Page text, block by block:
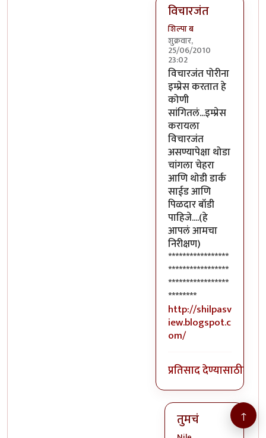
विचारजंत
शिल्पा ब
शुक्रवार,
25/06/2010
23:02
In reply toकाय लोक
विचारजंत पोरीना
इम्प्रेस करतात हे
कोणी
सांगितलं...इम्प्रेस
करायला
विचारजंत
असण्यापेक्षा थोडा
चांगला चेहरा
आणि थोडी डार्क
साईड आणि
पिळदार बॉडी
पाहिजे....(हे
आपलं आमचा
निरीक्षण)
*****************
*****************
*****************
********
http://shilpasv
iew.blogspot.c
om/
प्रतिसाद देण्यासाठीलॉग
तुमचं ↑